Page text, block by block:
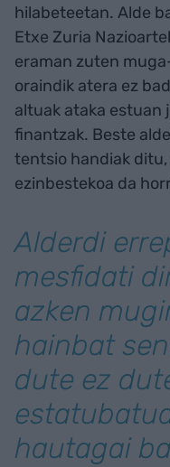
hilabeteetan. Alde
Etxe Zuria
eraman zuten
oraindik atera ez
altuak ataka estuan
finantzak. Beste
tentsio handiak
ezinbestekoa da
Alderdi
mesfidati
azken
hainbat
dute ez
hautagai